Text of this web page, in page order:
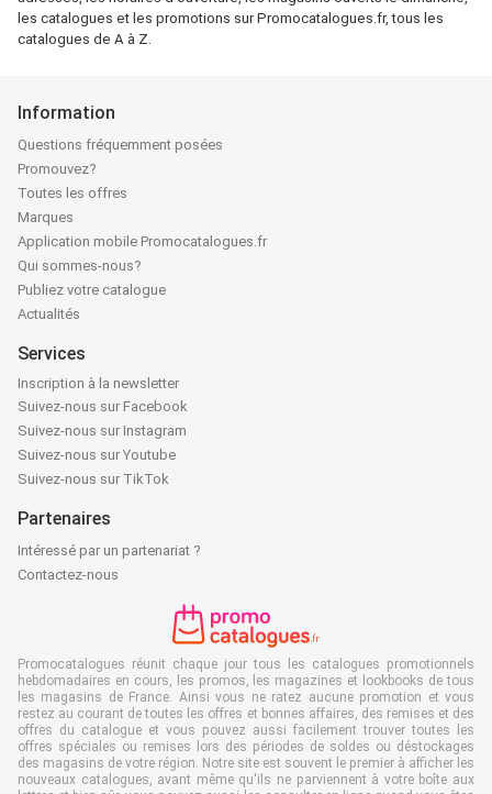
les catalogues et les promotions sur Promocatalogues.fr, tous les
catalogues de A à Z.
Information
Questions fréquemment posées
Promouvez?
Toutes les offres
Marques
Application mobile Promocatalogues.fr
Qui sommes-nous?
Publiez votre catalogue
Actualités
Services
Inscription à la newsletter
Suivez-nous sur Facebook
Suivez-nous sur Instagram
Suivez-nous sur Youtube
Suivez-nous sur TikTok
Partenaires
Intéressé par un partenariat ?
Contactez-nous
Promocatalogues réunit chaque jour tous les catalogues promotionnels
hebdomadaires en cours, les promos, les magazines et lookbooks de tous
les magasins de France. Ainsi vous ne ratez aucune promotion et vous
restez au courant de toutes les offres et bonnes affaires, des remises et des
offres du catalogue et vous pouvez aussi facilement trouver toutes les
offres spéciales ou remises lors des périodes de soldes ou déstockages
des magasins de votre région. Notre site est souvent le premier à afficher les
nouveaux catalogues, avant même qu'ils ne parviennent à votre boîte aux